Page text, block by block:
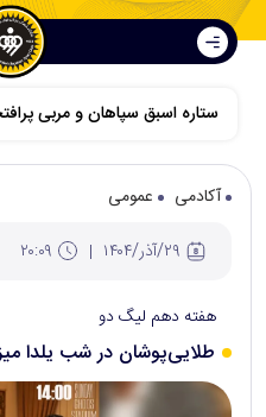
ستاره اسبق سپاهان و مربی
آکادمی
عمومی
هفته دهم لیگ دو
طلایی‌پوشان در شب یلدا